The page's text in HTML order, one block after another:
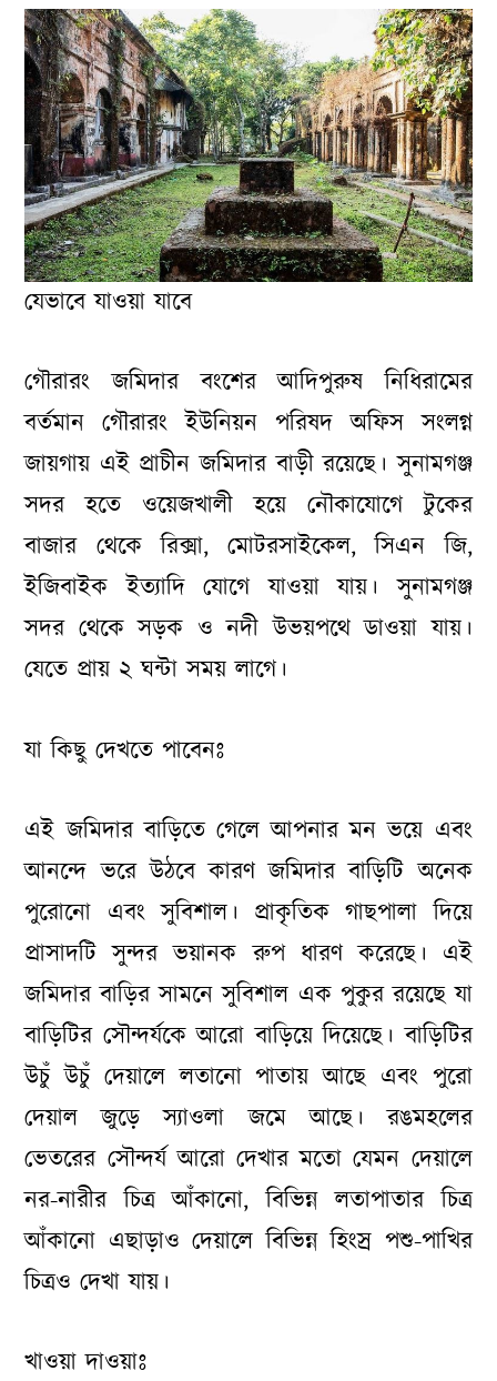
যেভাবে যাওয়া যাবে
গৌরারং জমিদার বংশের আদিপুরুষ নিধিরামের
বর্তমান গৌরারং ইউনিয়ন পরিষদ অফিস সংলগ্ন
জায়গায় এই প্রাচীন জমিদার বাড়ী রয়েছে। সুনামগঞ্জ
সদর হতে ওয়েজখালী হয়ে নৌকাযোগে টুকের
বাজার থেকে রিক্সা, মোটরসাইকেল, সিএন জি,
ইজিবাইক ইত্যাদি যোগে যাওয়া যায়। সুনামগঞ্জ
সদর থেকে সড়ক ও নদী উভয়পথে ডাওয়া যায়।
যেতে প্রায় ২ ঘন্টা সময় লাগে।
যা কিছু দেখতে পাবেনঃ
এই জমিদার বাড়িতে গেলে আপনার মন ভয়ে এবং
আনন্দে ভরে উঠবে কারণ জমিদার বাড়িটি অনেক
পুরোনো এবং সুবিশাল। প্রাকৃতিক গাছপালা দিয়ে
প্রাসাদটি সুন্দর ভয়ানক রুপ ধারণ করেছে। এই
জমিদার বাড়ির সামনে সুবিশাল এক পুকুর রয়েছে যা
বাড়িটির সৌন্দর্যকে আরো বাড়িয়ে দিয়েছে। বাড়িটির
উচুঁ উচুঁ দেয়ালে লতানো পাতায় আছে এবং পুরো
দেয়াল জুড়ে স্যাওলা জমে আছে। রঙমহলের
ভেতরের সৌন্দর্য আরো দেখার মতো যেমন দেয়ালে
নর-নারীর চিত্র আঁকানো, বিভিন্ন লতাপাতার চিত্র
আঁকানো এছাড়াও দেয়ালে বিভিন্ন হিংস্র পশু-পাখির
চিত্রও দেখা যায়।
খাওয়া দাওয়াঃ